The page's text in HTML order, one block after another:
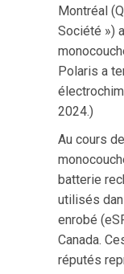
Montréal
Société »)
Polaris a
2024.)
Au cours
batterie
utilisés
enrobé
Canada.
réputés